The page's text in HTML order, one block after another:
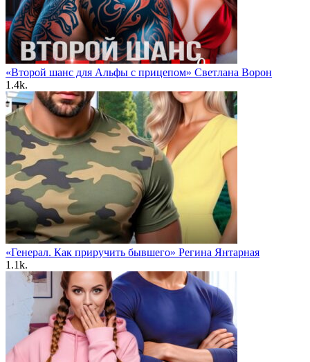
«Второй шанс для Альфы с прицепом» Светлана Ворон
1.4k.
«Генерал. Как приручить бывшего» Регина Янтарная
1.1k.